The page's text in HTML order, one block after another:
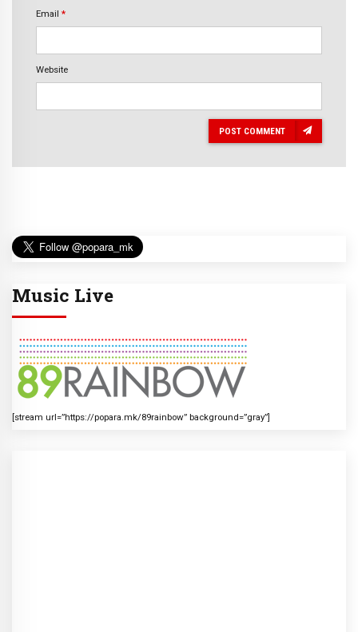
Email *
Website
POST COMMENT
Music Live
[stream url=”https://popara.mk/89rainbow” background=”gray”]